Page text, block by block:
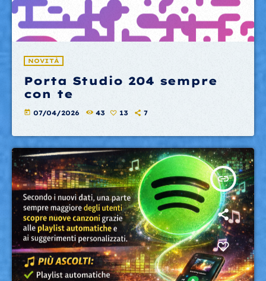
NOVITÀ
Porta Studio 204 sempre
con te
today 07/04/2026 43 13 7
insert_link